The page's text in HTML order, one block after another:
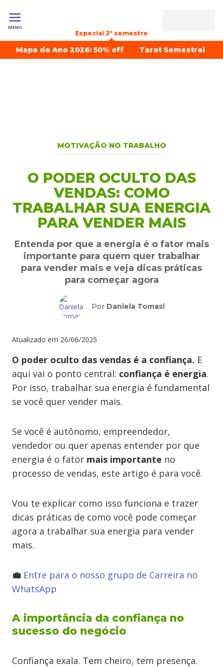
MENU
Especial 2º semestre
Mapa do Ano 2026: 50% off Tarot Semestral
MOTIVAÇÃO NO TRABALHO
O PODER OCULTO DAS
VENDAS: COMO
TRABALHAR SUA ENERGIA
PARA VENDER MAIS
Entenda por que a energia é o fator mais
importante para quem quer trabalhar
para vender mais e veja dicas práticas
para começar agora
Por Daniela Tomasi
Atualizado em 26/06/2025
O poder oculto das vendas é a confiança. E
aqui vai o ponto central: confiança é energia.
Por isso, trabalhar sua energia é fundamental
se você quer vender mais.
Se você é autônomo, empreendedor,
vendedor ou quer apenas entender por que
energia é o fator mais importante no
processo de vendas, este artigo é para você.
Vou te explicar como isso funciona e trazer
dicas práticas de como você pode começar
agora a trabalhar sua energia para vender
mais.
💼 Entre para o nosso grupo de Carreira no
WhatsApp
A importância da confiança no
sucesso do negócio
Confiança exala. Tem cheiro, tem presença.